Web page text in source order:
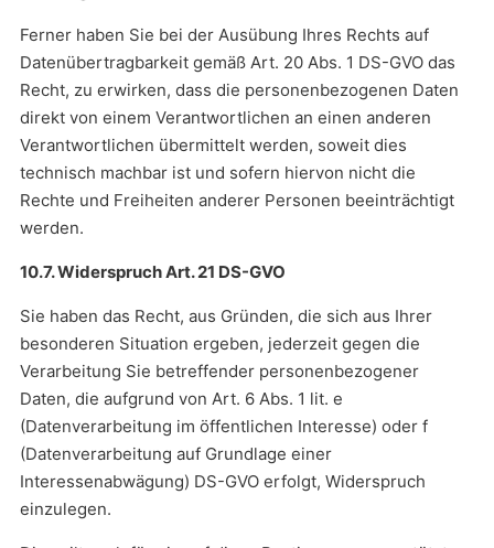
Ferner haben Sie bei der Ausübung Ihres Rechts auf
Datenübertragbarkeit gemäß Art. 20 Abs. 1 DS-GVO das
Recht, zu erwirken, dass die personenbezogenen Daten
direkt von einem Verantwortlichen an einen anderen
Verantwortlichen übermittelt werden, soweit dies
technisch machbar ist und sofern hiervon nicht die
Rechte und Freiheiten anderer Personen beeinträchtigt
werden.
10.7. Widerspruch Art. 21 DS-GVO
Sie haben das Recht, aus Gründen, die sich aus Ihrer
besonderen Situation ergeben, jederzeit gegen die
Verarbeitung Sie betreffender personenbezogener
Daten, die aufgrund von Art. 6 Abs. 1 lit. e
(Datenverarbeitung im öffentlichen Interesse) oder f
(Datenverarbeitung auf Grundlage einer
Interessenabwägung) DS-GVO erfolgt, Widerspruch
einzulegen.